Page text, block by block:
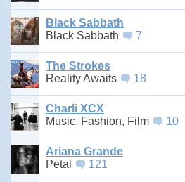
Black Sabbath
Black Sabbath
7
The Strokes
Reality Awaits
18
Charli XCX
Music, Fashion, Film
10
Ariana Grande
Petal
121